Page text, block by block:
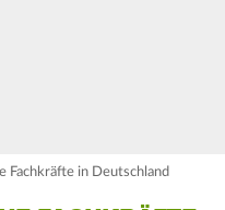
Fachkräfte in Deutschland